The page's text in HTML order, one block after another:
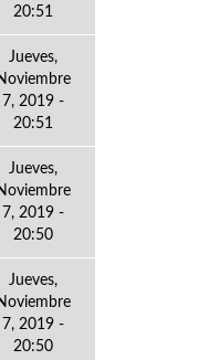
20:51
Jueves,
7, 2019 -
20:51
Jueves,
7, 2019 -
20:50
Jueves,
7, 2019 -
20:50